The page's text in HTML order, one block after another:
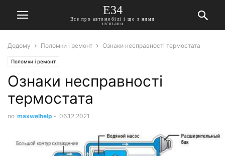
E34
Все про автомобілі і що з ними
зв'язано
Додому Поломки і ремонт Ознаки несправності термостата
Поломки і ремонт
Ознаки несправності
термостата
по maxwelhelp - 06.12.2021